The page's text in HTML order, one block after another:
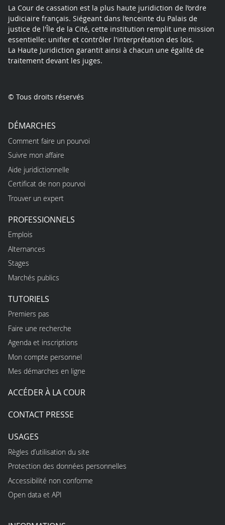
La Cour de cassation est la plus haute juridiction de l’ordre
judiciaire français. Siégeant dans l’enceinte du Palais de
justice de l'Île de la Cité, cette institution remplit une mission
essentielle: unifier et contrôler l'interprétation des lois.
La Haute Juridiction garantit ainsi à chacun une égalité de
traitement devant les juges.
© Tous droits réservés
DÉMARCHES
Comment faire un pourvoi
Suivre mon affaire
Aide juridictionnelle
Certificat de non pourvoi
Trouver un expert
PROFESSIONNELS
Emplois
Alternances
Stages
Marchés publics
TUTORIELS
Premiers pas
Faire une recherche
Agenda et inscriptions
Mon compte personnel
Mes démarches en ligne
ACCÉDER À LA COUR
CONTACT PRESSE
USAGES
Règles d’utilisation du site
Protection des données personnelles
Accessibilité non conforme
Open data et API